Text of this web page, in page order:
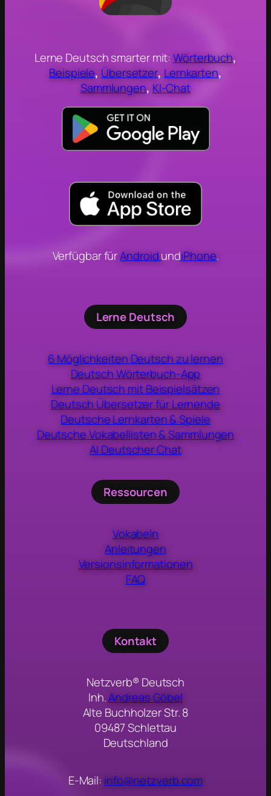
Lerne Deutsch smarter mit:Wörterbuch,
Beispiele, Übersetzer, Lernkarten,
Sammlungen, KI-Chat
Verfügbar fürAndroidundiPhone.
Lerne Deutsch
6 Möglichkeiten Deutsch zu lernen
Deutsch Wörterbuch-App
Lerne Deutsch mit Beispielsätzen
Deutsch Übersetzer für Lernende
Deutsche Lernkarten & Spiele
Deutsche Vokabellisten & Sammlungen
AI Deutscher Chat
Ressourcen
Vokabeln
Anleitungen
Versionsinformationen
FAQ
Kontakt
Netzverb® Deutsch
Inh.Andreas Göbel
Alte Buchholzer Str. 8
09487 Schlettau
Deutschland
E-Mail: info@netzverb.com